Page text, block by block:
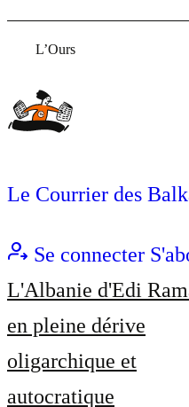
L’Ours
Le Courrier des
Se connecter
L'Albanie d'Edi
en pleine dérive
oligarchique et
autocratique